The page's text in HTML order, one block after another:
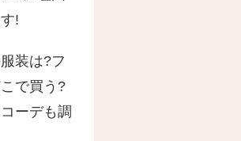
!
装は?フ
で買う?
ーデも調